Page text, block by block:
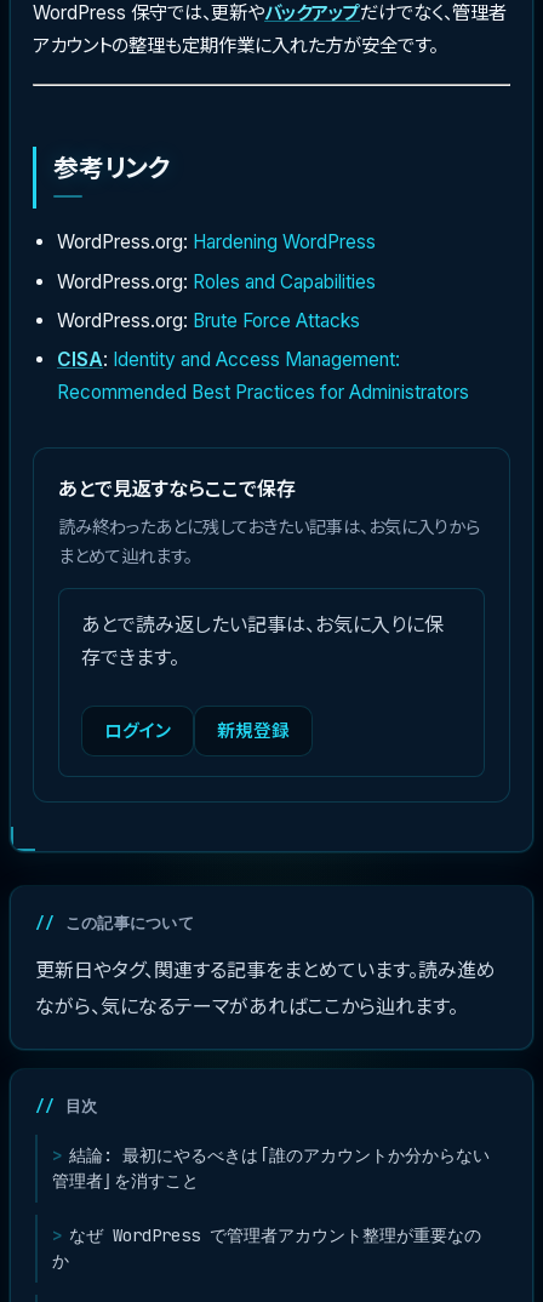
WordPress 保守では、更新やバックアップだけでなく、管理者
アカウントの整理も定期作業に入れた方が安全です。
参考リンク
WordPress.org: Hardening WordPress
WordPress.org: Roles and Capabilities
WordPress.org: Brute Force Attacks
CISA: Identity and Access Management:
Recommended Best Practices for Administrators
あとで見返すならここで保存
読み終わったあとに残しておきたい記事は、お気に入りから
まとめて辿れます。
あとで読み返したい記事は、お気に入りに保
存できます。
ログイン 新規登録
この記事について
更新日やタグ、関連する記事をまとめています。読み進め
ながら、気になるテーマがあればここから辿れます。
目次
結論: 最初にやるべきは「誰のアカウントか分からない
管理者」を消すこと
なぜ WordPress で管理者アカウント整理が重要なの
か